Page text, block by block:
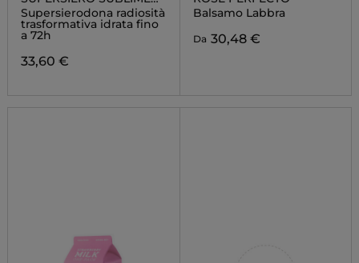
IDRA-ILLUMINANTE
RINNOVATORE
Supersierodona radiosità
trasformativa idrata fino
a 72h
33,60 €
Balsamo Labbra
Da 30,48 €